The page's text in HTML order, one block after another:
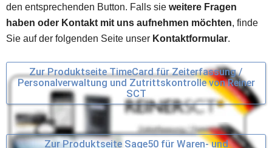
den entsprechenden Button. Falls sie weitere Fragen
haben oder Kontakt mit uns aufnehmen möchten, finde
Sie auf der folgenden Seite unser Kontaktformular.
Zur Produktseite TimeCard für Zeiterfassung /
Personalverwaltung und Zutrittskontrolle von Reiner
SCT
Zur Produktseite Sage50 für Waren- und